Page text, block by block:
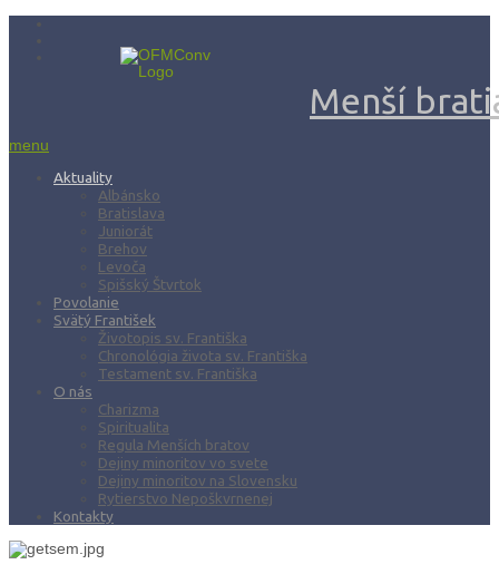
Menší
menu
Aktuality
Albánsko
Bratislava
Juniorát
Brehov
Levoča
Spišský Štvrtok
Povolanie
Svätý František
Životopis sv. Františka
Chronológia života sv. Františka
Testament sv. Františka
O nás
Charizma
Spiritualita
Regula Menších bratov
Dejiny minoritov vo svete
Dejiny minoritov na Slovensku
Rytierstvo Nepoškvrnenej
Kontakty